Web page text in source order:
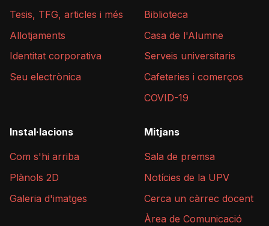
Tesis, TFG, articles i més
Allotjaments
Identitat corporativa
Seu electrònica
Biblioteca
Casa de l'Alumne
Serveis universitaris
Cafeteries i comerços
COVID-19
Instal·lacions
Com s'hi arriba
Plànols 2D
Galeria d'imatges
Mitjans
Sala de premsa
Notícies de la UPV
Cerca un càrrec docent
Àrea de Comunicació